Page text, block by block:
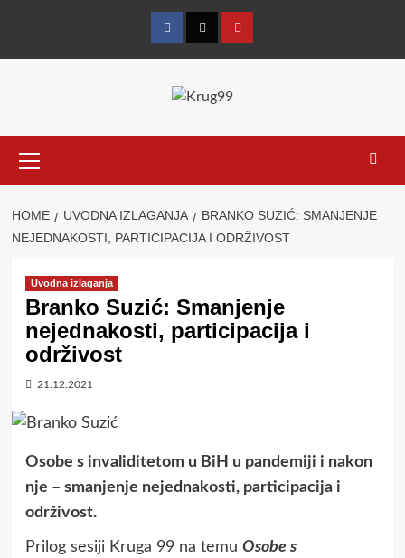
FacebookTwitterYouTube
Menu
HOME UVODNA IZLAGANJA
BRANKO SUZIĆ: SMANJENJE
NEJEDNAKOSTI, PARTICIPACIJA I ODRŽIVOST
Uvodna izlaganja
Branko Suzić: Smanjenje
nejednakosti, participacija i
održivost
21.12.2021
Osobe s invaliditetom u BiH u pandemiji i nakon
nje – smanjenje nejednakosti, participacija i
održivost.
Prilog sesiji Kruga 99 na temu Osobe s